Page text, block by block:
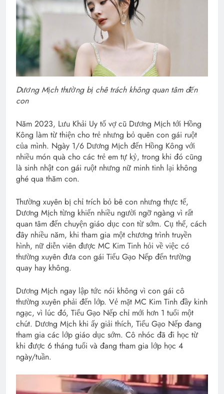
Dương Mịch thường bị chê trách không quan tâm đến
con
Năm 2023, Lưu Khải Uy tố vợ cũ Dương Mịch tới Hồng
Kông làm từ thiện cho trẻ nhưng bỏ quên con gái ruột
của mình. Ngày 1/6 Dương Mịch đến Hồng Kông với
nhiều món quà cho các trẻ em tự kỷ, trong khi đó cũng
là sinh nhật con gái ruột nhưng nữ minh tinh lại không
ghé qua thăm con.
Thường xuyên bị chỉ trích bỏ bê con nhưng thực tế,
Dương Mịch từng khiến nhiều người ngỡ ngàng vì rất
quan tâm đến chuyện giáo dục con từ sớm. Cụ thể, cách
đây nhiều năm, khi tham gia một chương trình truyền
hình, nữ diễn viên được MC Kim Tinh hỏi về việc có
thường xuyên đưa con gái Tiểu Gạo Nếp đến trường
quay hay không.
Dương Mịch ngay lập tức nói không vì con gái cô
thường xuyên phải đến lớp. Vẻ mặt MC Kim Tinh đầy kinh
ngạc, vì lúc đó, Tiểu Gạo Nếp chỉ mới hơn 1 tuổi một
chút. Dương Mịch khi ấy giải thích, Tiểu Gạo Nếp đang
tham gia các lớp giáo dục sớm. Cô nhóc đã đi học từ
khi được 6 tháng tuổi và đang tham gia lớp học 4
ngày/tuần.